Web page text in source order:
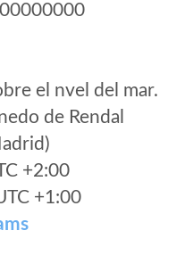
el nvel del mar.
de Rendal
+2:00
+1:00